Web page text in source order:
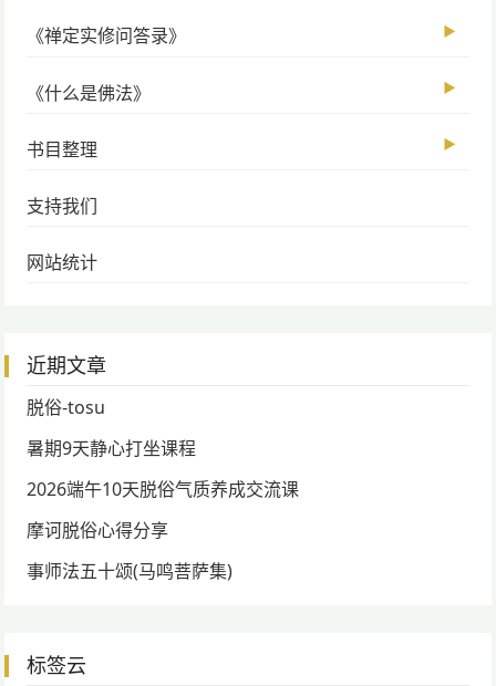
《禅定实修问答录》 ▶
《什么是佛法》 ▶
书目整理 ▶
支持我们
网站统计
近期文章
脱俗-tosu
暑期9天静心打坐课程
2026端午10天脱俗气质养成交流课
摩诃脱俗心得分享
事师法五十颂(马鸣菩萨集)
标签云